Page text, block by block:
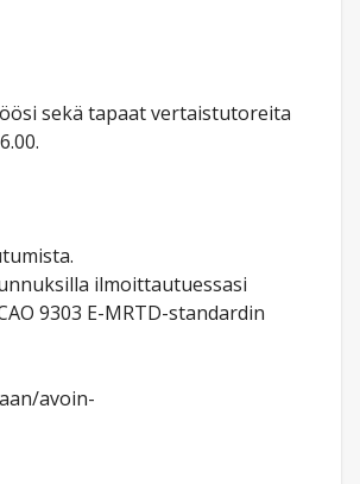
sekä tapaat vertaistutoreita
ilmoittautuessasi
9303 E-MRTD-standardin
avoin-